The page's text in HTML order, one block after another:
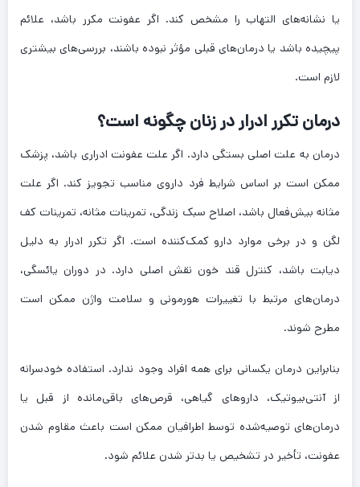
یا نشانه‌های التهاب را مشخص کند. اگر عفونت مکرر باشد، علائم
پیچیده باشد یا درمان‌های قبلی مؤثر نبوده باشند، بررسی‌های بیشتری
لازم است.
درمان تکرر ادرار در زنان چگونه است؟
درمان به علت اصلی بستگی دارد. اگر علت عفونت ادراری باشد، پزشک
ممکن است بر اساس شرایط فرد داروی مناسب تجویز کند. اگر علت
مثانه بیش‌فعال باشد، اصلاح سبک زندگی، تمرینات مثانه، تمرینات کف
لگن و در برخی موارد دارو کمک‌کننده است. اگر تکرر ادرار به دلیل
دیابت باشد، کنترل قند خون نقش اصلی دارد. در دوران یائسگی،
درمان‌های مرتبط با تغییرات هورمونی و سلامت واژن ممکن است
مطرح شوند.
بنابراین درمان یکسانی برای همه افراد وجود ندارد. استفاده خودسرانه
از آنتی‌بیوتیک، داروهای گیاهی، قرص‌های باقی‌مانده از قبل یا
درمان‌های توصیه‌شده توسط اطرافیان ممکن است باعث مقاوم شدن
عفونت، تأخیر در تشخیص یا بدتر شدن علائم شود.